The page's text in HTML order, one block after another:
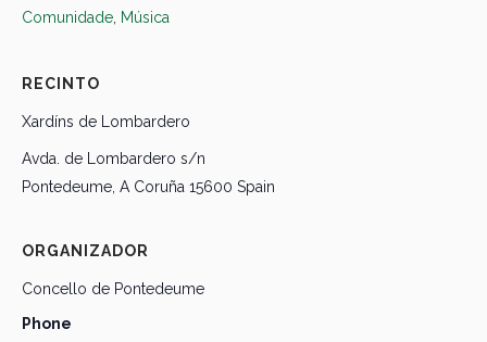
Comunidade, Música
RECINTO
Xardíns de Lombardero
Avda. de Lombardero s/n
Pontedeume, A Coruña 15600 Spain
ORGANIZADOR
Concello de Pontedeume
Phone